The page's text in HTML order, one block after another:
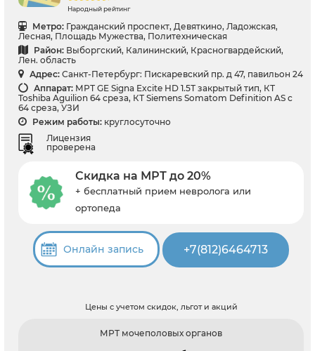
Народный рейтинг
Метро: Гражданский проспект, Девяткино, Ладожская,
Лесная, Площадь Мужества, Политехническая
Район: Выборгский, Калининский, Красногвардейский,
Лен. область
Адрес: Санкт-Петербург: Пискаревский пр. д 47, павильон 24
Аппарат: МРТ GE Signa Excite HD 1.5Т закрытый тип, КТ
Toshiba Aguilion 64 среза, КТ Siemens Somatom Definition AS с
64 среза, УЗИ
Режим работы: круглосуточно
Лицензия
проверена
Скидка на МРТ до 20%
+ бесплатный прием невролога или
ортопеда
Онлайн запись +7(812)6464713
Цены с учетом скидок, льгот и акций
МРТ мочеполовых органов